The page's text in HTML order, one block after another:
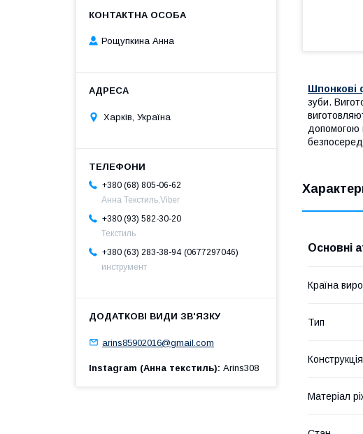
Шпонкові
зуби.
допомогою
Основні
Країна
Тип
Конструкція
Матеріал
Рощупкина Анна
Харків, Україна
+380 (68) 805-06-62
Анна Текстиль,Viber
+380 (93) 582-30-20
Текстиль
+380 (63) 283-38-94 0677297046
инструмент
arins85902016@gmail.com
Instagram (Анна текстиль) Arins308